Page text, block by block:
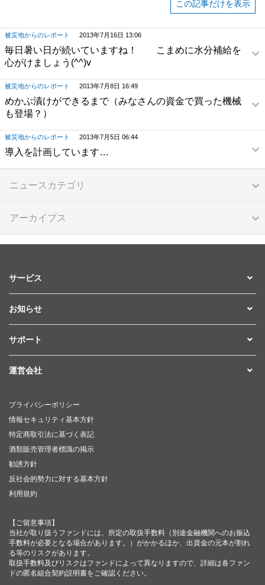
この記事だけを表示
被災地からのレポート 2013年7月16日 13:06
毎日暑い日が続いていますね！ こまめに水分補給を
心がけましょう(^^)v
被災地からのレポート 2013年7月8日 16:49
めかぶ漬けができるまで（みなさんの資金で買った機械
も登場？）
被災地からのレポート 2013年7月5日 06:44
導入を計画しています…
ニュースカテゴリ
アーカイブス
サービス
お知らせ
サポート
運営会社
プライバシーポリシー
情報セキュリティ基本方針
特定商取引法に基づく表記
酒類販売管理者標識の掲示
勧誘方針
反社会的勢力に対する基本方針
利用規約
【ご留意事項】
当社が取り扱うファンドには、所定の取扱手数料（別途金融機関へのお振込
手数料が必要となる場合があります。）がかかるほか、出資金の元本が割れ
る等のリスクがあります。
取扱手数料及びリスクはファンドによって異なりますので、詳細は各ファン
ドの匿名組合契約説明書をご確認ください。